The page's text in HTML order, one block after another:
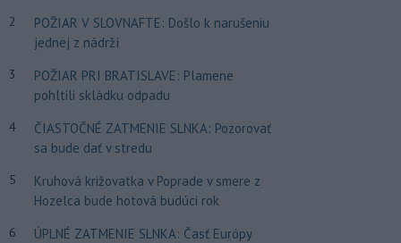
2
POŽIAR V SLOVNAFTE: Došlo k narušeniu
jednej z nádrží
3
POŽIAR PRI BRATISLAVE: Plamene
pohltili skládku odpadu
4
ČIASTOČNÉ ZATMENIE SLNKA: Pozorovať
sa bude dať v stredu
5
Kruhová križovatka v Poprade v smere z
Hozelca bude hotová budúci rok
6
ÚPLNÉ ZATMENIE SLNKA: Časť Európy